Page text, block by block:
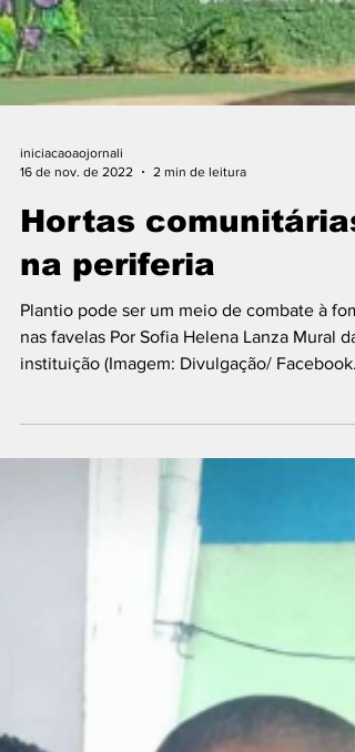
iniciacaoaojornali
2 min de leitura
Hortas comunitárias
na periferia
nas favelas Por Sofia Helena Lanza Mural da
instituição (Imagem: Divulgação/